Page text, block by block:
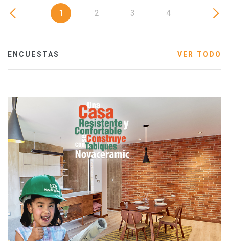
1 2 3 4
ENCUESTAS VER TODO